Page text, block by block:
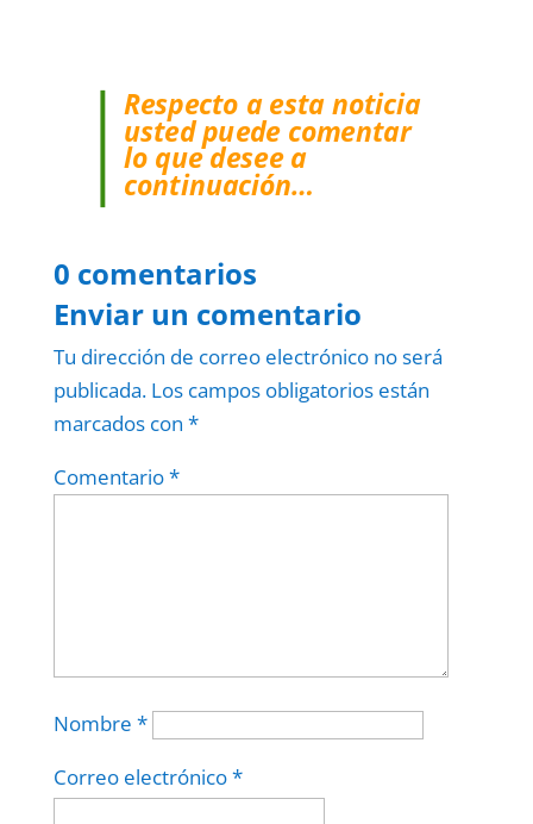
Respecto a esta noticia
usted puede comentar
lo que desee a
continuación…
0 comentarios
Enviar un comentario
Tu dirección de correo electrónico no será
publicada. Los campos obligatorios están
marcados con *
Comentario*
Nombre *
Correo electrónico*